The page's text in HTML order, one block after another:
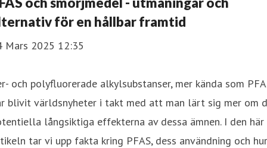
för en hållbar framtid
Mars 2025 12:35
och polyfluorerade alkylsubstanser, mer kända som
blivit världsnyheter i takt med att man lärt sig mer om
långsiktiga effekterna av dessa ämnen. I den här
tar vi upp fakta kring PFAS, dess användning och hur